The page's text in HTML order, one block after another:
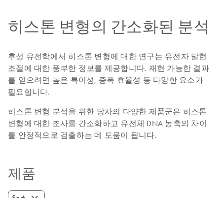
히스톤 변형의 간소화된 분석
후성 유전학에서 히스톤 변형에 대한 연구는 유전자 발현
조절에 대한 풍부한 정보를 제공합니다. 재현 가능한 결과
를 얻으려면 높은 특이성, 증폭 효율성 등 다양한 요소가
필요합니다.
히스톤 변형 분석을 위한 당사의 다양한 제품군은 히스톤
변형에 대한 조사를 간소화하고 유전체 DNA 농축의 차이
를 안정적으로 검출하는 데 도움이 됩니다.
제품